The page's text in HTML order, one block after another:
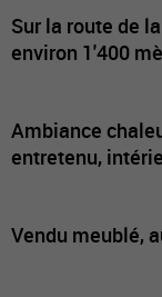
Sur la route de
environ 1'400
Ambiance
entretenu,
Vendu meublé,